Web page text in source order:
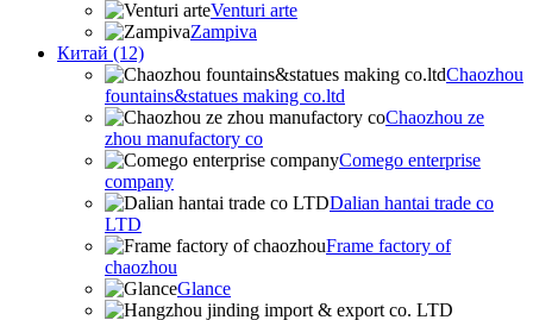
Venturi arte
Zampiva
Китай (12)
Chaozhou
fountains&statues making co.ltd
Chaozhou ze
zhou manufactory co
Comego enterprise
company
Dalian hantai trade co
LTD
Frame factory of
chaozhou
Glance